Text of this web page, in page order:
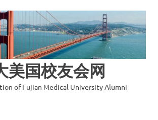
美国校友会网
of Fujian Medical University Alumni